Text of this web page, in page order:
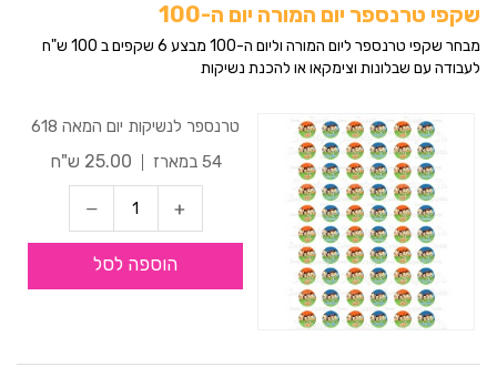
שקפי טרנספר יום המורה יום ה-100
מבחר שקפי טרנספר ליום המורה וליום ה-100 מבצע 6 שקפים ב 100 ש"ח
לעבודה עם שבלונות וצימקאו או להכנת נשיקות
טרנספר לנשיקות יום המאה 618
54 במארז
25.00 ש"ח
הוספה לסל